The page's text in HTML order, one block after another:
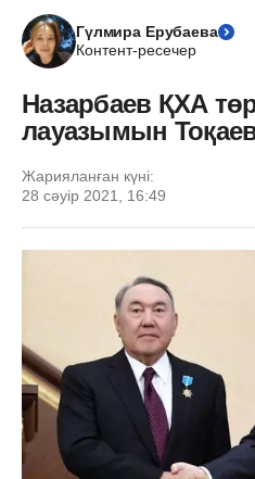
Гүлмира Ерубаева
Контент-ресечер
Назарбаев ҚХА
лауазымын
Жарияланған күні:
28 сәуір 2021, 16:49